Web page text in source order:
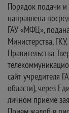
Порядок подачи
направлена
ГАУ «МФЦ»,
Министерства,
Правительства
сайт учредителя
области), через
личном приеме